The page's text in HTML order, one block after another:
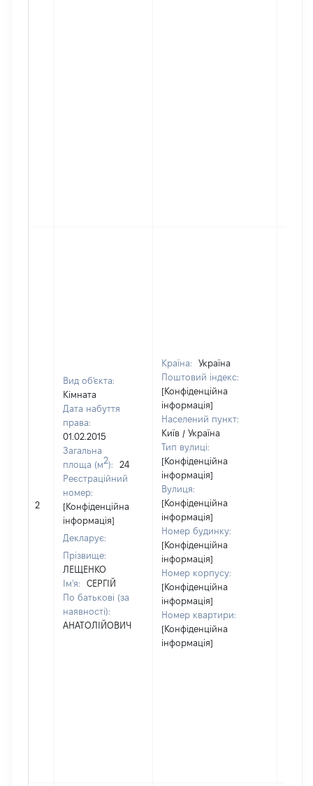
2
Вид об'єкта:
Кімната
Дата набуття
права:
01.02.2015
Загальна
площа (м2):
24
Реєстраційний
номер:
[Конфіденційна
інформація]
Декларує:
Прізвище:
ЛЕЩЕНКО
Ім'я:
СЕРГІЙ
По батькові (за
наявності):
АНАТОЛІЙОВИЧ
Країна:
Україна
Поштовий індекс:
[Конфіденційна
інформація]
Населений пункт:
Київ / Україна
Тип вулиці:
[Конфіденційна
інформація]
Вулиця:
[Конфіденційна
інформація]
Номер будинку:
[Конфіденційна
інформація]
Номер корпусу:
[Конфіденційна
інформація]
Номер квартири:
[Конфіденційна
інформація]